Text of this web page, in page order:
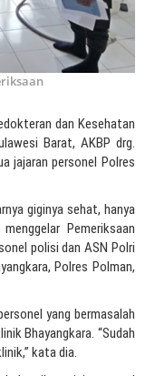
dan Kesehatan
Barat, AKBP drg.
jajaran personel Polres
giginya sehat, hanya
Pemeriksaan
polisi dan ASN Polri
Polres Polman,
yang bermasalah
Bhayangkara. “Sudah
kata dia.